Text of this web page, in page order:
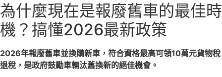
為什麼現在是報廢舊車的最佳時
機？搞懂2026最新政策
2026年報廢舊車並換購新車，符合資格最高可領10萬元貨物稅
退稅，是政府鼓勵車輛汰舊換新的絕佳機會。